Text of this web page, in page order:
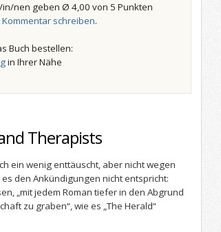
in/nen geben Ø 4,00 von 5 Punkten
schreiben.
Buch bestellen:
in Ihrer Nähe
Therapists
ein wenig enttäuscht, aber nicht wegen
den Ankündigungen nicht entspricht:
„mit jedem Roman tiefer in den Abgrund
zu graben“, wie es „The Herald“